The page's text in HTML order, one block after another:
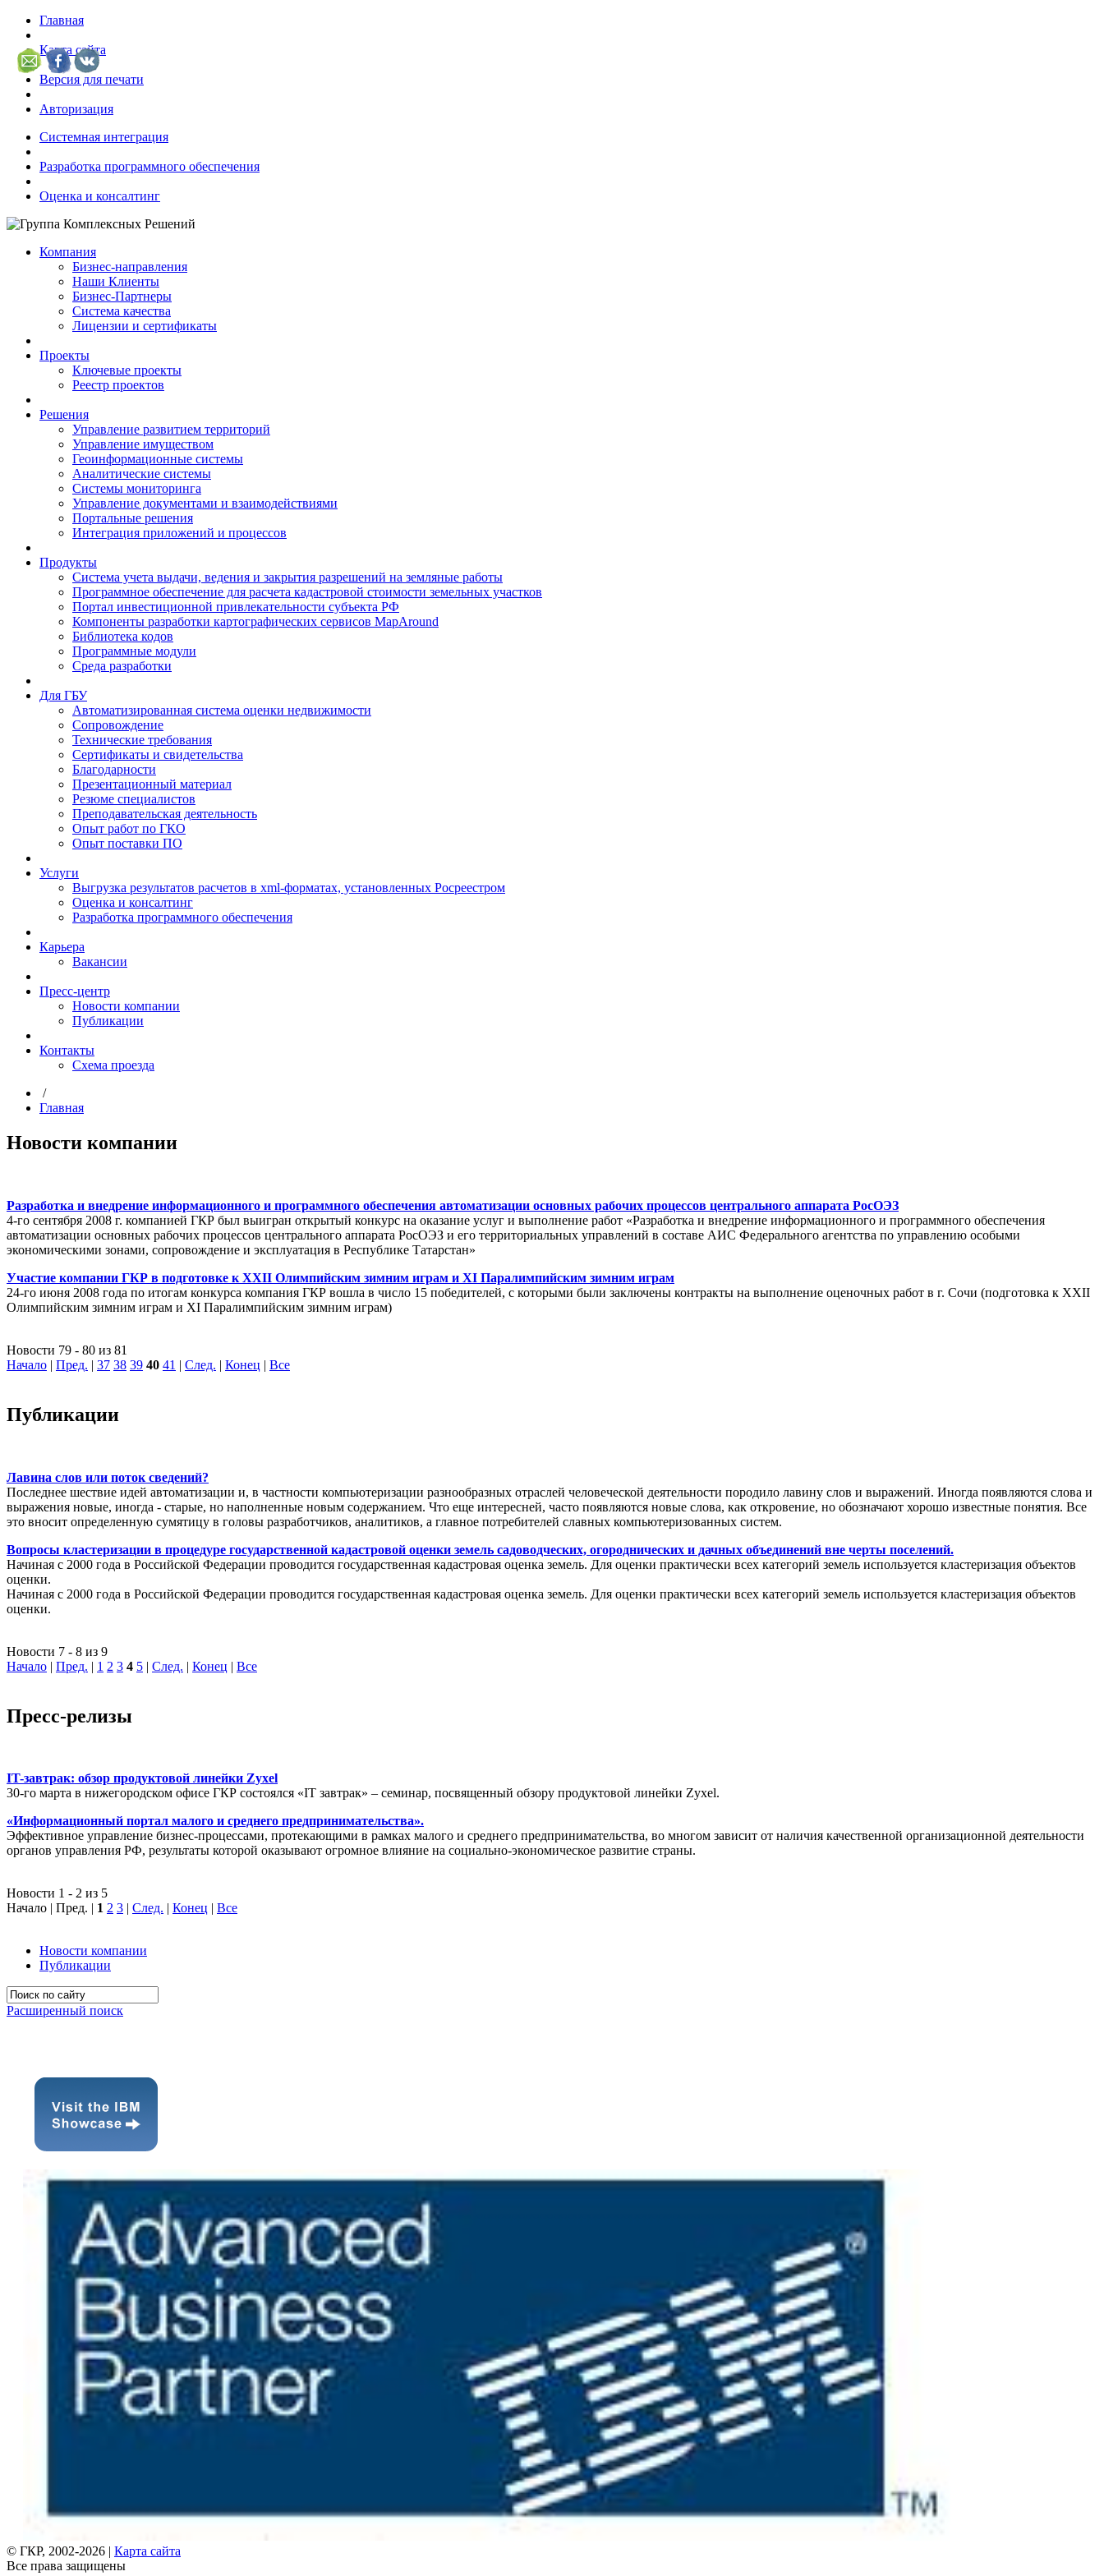
Главная
Карта сайта
Версия для печати
Авторизация
Системная интеграция
Разработка программного обеспечения
Оценка и консалтинг
Компания
Бизнес-направления
Наши Клиенты
Бизнес-Партнеры
Система качества
Лицензии и сертификаты
Проекты
Ключевые проекты
Реестр проектов
Решения
Управление развитием территорий
Управление имуществом
Геоинформационные системы
Аналитические системы
Системы мониторинга
Управление документами и взаимодействиями
Портальные решения
Интеграция приложений и процессов
Продукты
Система учета выдачи, ведения и закрытия разрешений на земляные работы
Программное обеспечение для расчета кадастровой стоимости земельных участков
Портал инвестиционной привлекательности субъекта РФ
Компоненты разработки картографических сервисов MapAround
Библиотека кодов
Программные модули
Среда разработки
Для ГБУ
Автоматизированная система оценки недвижимости
Сопровождение
Технические требования
Сертификаты и свидетельства
Благодарности
Презентационный материал
Резюме специалистов
Преподавательская деятельность
Опыт работ по ГКО
Опыт поставки ПО
Услуги
Выгрузка результатов расчетов в xml-форматах, установленных Росреестром
Оценка и консалтинг
Разработка программного обеспечения
Карьера
Вакансии
Пресс-центр
Новости компании
Публикации
Контакты
Схема проезда
/
Главная
Новости компании
Разработка и внедрение информационного и программного обеспечения автоматизации основных рабочих процессов центрального аппарата РосОЭЗ
4-го сентября 2008 г. компанией ГКР был выигран открытый конкурс на оказание услуг и выполнение работ «Разработка и внедрение информационного и программного обеспечения
автоматизации основных рабочих процессов центрального аппарата РосОЭЗ и его территориальных управлений в составе АИС Федерального агентства по управлению особыми
экономическими зонами, сопровождение и эксплуатация в Республике Татарстан»
Участие компании ГКР в подготовке к XXII Олимпийским зимним играм и XI Паралимпийским зимним играм
24-го июня 2008 года по итогам конкурса компания ГКР вошла в число 15 победителей, с которыми были заключены контракты на выполнение оценочных работ в г. Сочи (подготовка к XXII
Олимпийским зимним играм и XI Паралимпийским зимним играм)
Новости 79 - 80 из 81
Начало | Пред. | 37 38 39 40 41 | След. | Конец | Все
Публикации
Лавина слов или поток сведений?
Последнее шествие идей автоматизации и, в частности компьютеризации разнообразных отраслей человеческой деятельности породило лавину слов и выражений. Иногда появляются слова и
выражения новые, иногда - старые, но наполненные новым содержанием. Что еще интересней, часто появляются новые слова, как откровение, но обозначают хорошо известные понятия. Все
это вносит определенную сумятицу в головы разработчиков, аналитиков, а главное потребителей славных компьютеризованных систем.
Вопросы кластеризации в процедуре государственной кадастровой оценки земель садоводческих, огороднических и дачных объединений вне черты поселений.
Начиная с 2000 года в Российской Федерации проводится государственная кадастровая оценка земель. Для оценки практически всех категорий земель используется кластеризация объектов
оценки.
Начиная с 2000 года в Российской Федерации проводится государственная кадастровая оценка земель. Для оценки практически всех категорий земель используется кластеризация объектов
оценки.
Новости 7 - 8 из 9
Начало | Пред. | 1 2 3 4 5 | След. | Конец | Все
Пресс-релизы
IT-завтрак: обзор продуктовой линейки Zyxel
30-го марта в нижегородском офисе ГКР состоялся «IT завтрак» – семинар, посвященный обзору продуктовой линейки Zyxel.
«Информационный портал малого и среднего предпринимательства».
Эффективное управление бизнес-процессами, протекающими в рамках малого и среднего предпринимательства, во многом зависит от наличия качественной организационной деятельности
органов управления РФ, результаты которой оказывают огромное влияние на социально-экономическое развитие страны.
Новости 1 - 2 из 5
Начало | Пред. | 1 2 3 | След. | Конец | Все
Новости компании
Публикации
Расширенный поиск
© ГКР, 2002-2026 | Карта сайта
Все права защищены